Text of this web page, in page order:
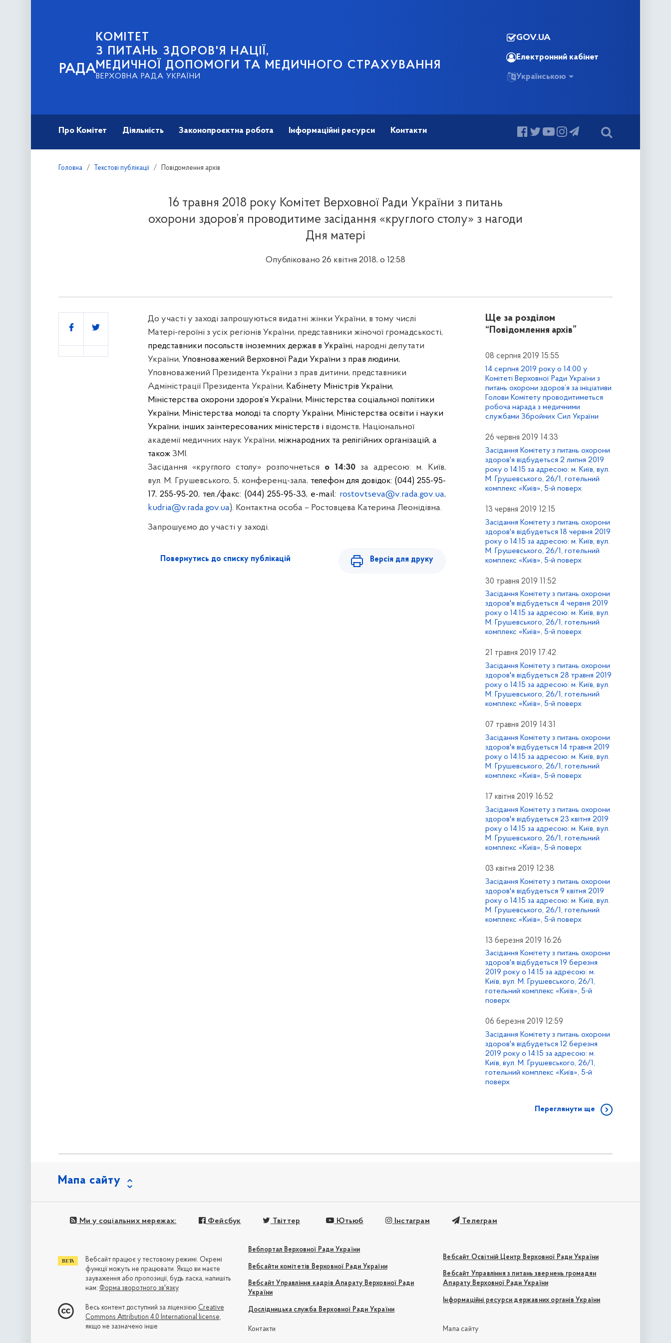
РАДА
КОМІТЕТ
З ПИТАНЬ ЗДОРОВ'Я НАЦІЇ,
МЕДИЧНОЇ ДОПОМОГИ ТА МЕДИЧНОГО СТРАХУВАННЯ
ВЕРХОВНА РАДА УКРАЇНИ
GOV.UA
Електронний кабінет
Українською
Про Комітет Діяльність Законопроєктна робота Інформаційні ресурси Контакти
Головна Текстові публікації Повідомлення архів
16 травня 2018 року Комітет Верховної Ради України з питань
охорони здоров’я проводитиме засідання «круглого столу» з нагоди
Дня матері
Опубліковано 26 квітня 2018, о 12:58
До участі у заході запрошуються видатні жінки України, в тому числі
Матері-героїні з усіх регіонів України, представники жіночої громадськості,
представники посольств іноземних держав в Україні, народні депутати
України, Уповноважений Верховної Ради України з прав людини,
Уповноважений Президента України з прав дитини, представники
Адміністрації Президента України, Кабінету Міністрів України,
Міністерства охорони здоров’я України, Міністерства соціальної політики
України, Міністерства молоді та спорту України, Міністерства освіти і науки
України, інших заінтересованих міністерств і відомств, Національної
академії медичних наук України, міжнародних та релігійних організацій, а
також ЗМІ.
Засідання «круглого столу» розпочнеться о 14:30за адресою: м. Київ,
вул. М. Грушевського, 5, конференц-зала, телефон для довідок: (044) 255-95-
17, 255-95-20, тел./факс: (044) 255-95-33, е-mail: rostovtseva@v.rada.gov.ua,
kudria@v.rada.gov.ua). Контактна особа – Ростовцева Катерина Леонідівна.
Запрошуємо до участі у заході.
Поділитись
Повернутись до списку публікацій Версія для друку
Ще за розділом
“Повідомлення архів”
08 серпня 2019 15:55
14 серпня 2019 року о 14:00 у
Комітеті Верховної Ради України з
питань охорони здоров’я за ініціативи
Голови Комітету проводитиметься
робоча нарада з медичними
службами Збройних Сил України
26 червня 2019 14:33
Засідання Комітету з питань охорони
здоров'я відбудеться 2 липня 2019
року о 14:15 за адресою: м. Київ, вул.
М. Грушевського, 26/1, готельний
комплекс «Київ», 5-й поверх
13 червня 2019 12:15
Засідання Комітету з питань охорони
здоров'я відбудеться 18 червня 2019
року о 14:15 за адресою: м. Київ, вул.
М. Грушевського, 26/1, готельний
комплекс «Київ», 5-й поверх
30 травня 2019 11:52
Засідання Комітету з питань охорони
здоров'я відбудеться 4 червня 2019
року о 14:15 за адресою: м. Київ, вул.
М. Грушевського, 26/1, готельний
комплекс «Київ», 5-й поверх
21 травня 2019 17:42
Засідання Комітету з питань охорони
здоров'я відбудеться 28 травня 2019
року о 14:15 за адресою: м. Київ, вул.
М. Грушевського, 26/1, готельний
комплекс «Київ», 5-й поверх
07 травня 2019 14:31
Засідання Комітету з питань охорони
здоров'я відбудеться 14 травня 2019
року о 14:15 за адресою: м. Київ, вул.
М. Грушевського, 26/1, готельний
комплекс «Київ», 5-й поверх
17 квітня 2019 16:52
Засідання Комітету з питань охорони
здоров'я відбудеться 23 квітня 2019
року о 14:15 за адресою: м. Київ, вул.
М. Грушевського, 26/1, готельний
комплекс «Київ», 5-й поверх
03 квітня 2019 12:38
Засідання Комітету з питань охорони
здоров'я відбудеться 9 квітня 2019
року о 14:15 за адресою: м. Київ, вул.
М. Грушевського, 26/1, готельний
комплекс «Київ», 5-й поверх
13 березня 2019 16:26
Засідання Комітету з питань охорони
здоров'я відбудеться 19 березня
2019 року о 14:15 за адресою: м.
Київ, вул. М. Грушевського, 26/1,
готельний комплекс «Київ», 5-й
поверх
06 березня 2019 12:59
Засідання Комітету з питань охорони
здоров'я відбудеться 12 березня
2019 року о 14:15 за адресою: м.
Київ, вул. М. Грушевського, 26/1,
готельний комплекс «Київ», 5-й
поверх
Переглянути ще
Мапа сайту
Ми у соціальних мережах: Фейсбук Твіттер Ютьюб Інстаграм Телеграм
Вебпортал Верховної Ради України
Вебсайти комітетів Верховної Ради України
Вебсайт Управління кадрів Апарату Верховної Ради
України
Дослідницька служба Верховної Ради України
Вебсайт Освітній Центр Верховної Ради України
Вебсайт Управління з питань звернень громадян
Апарату Верховної Ради України
Інформаційні ресурси державних органів України
Контакти Мапа сайту
Вебсайт працює у тестовому режимі. Окремі
функції можуть не працювати. Якщо ви маєте
зауваження або пропозиції, будь ласка, напишіть
нам: Форма зворотного зв'язку
Весь контент доступний за ліцензією Creative
Commons Attribution 4.0 International license,
якщо не зазначено інше